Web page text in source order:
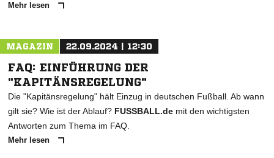
Mehr lesen
MAGAZIN 22.09.2024 | 12:30
FAQ: EINFÜHRUNG DER
"KAPITÄNSREGELUNG"
Die "Kapitänsregelung" hält Einzug in deutschen Fußball. Ab wann
gilt sie? Wie ist der Ablauf? FUSSBALL.de mit den wichtigsten
Antworten zum Thema im FAQ.
Mehr lesen